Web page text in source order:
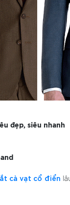
đẹp, siêu nhanh
cà vạt cổ điển